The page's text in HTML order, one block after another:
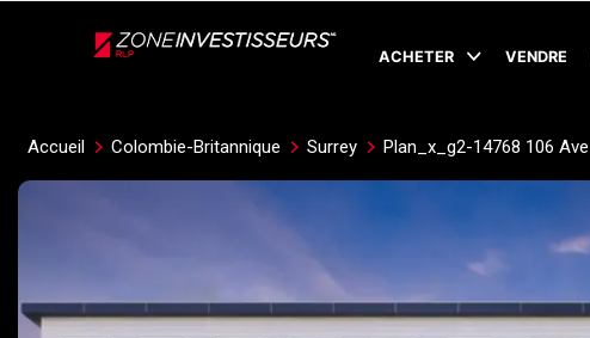
ACHETER VENDRE
Accueil Colombie-Britannique Surrey Plan_x_g2-14768 106 Ave